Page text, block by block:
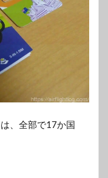
、全部で17か国